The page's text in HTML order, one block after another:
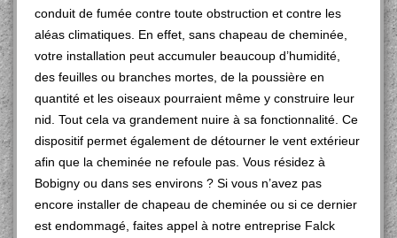
conduit de fumée contre toute obstruction et contre les
aléas climatiques. En effet, sans chapeau de cheminée,
votre installation peut accumuler beaucoup d’humidité,
des feuilles ou branches mortes, de la poussière en
quantité et les oiseaux pourraient même y construire leur
nid. Tout cela va grandement nuire à sa fonctionnalité. Ce
dispositif permet également de détourner le vent extérieur
afin que la cheminée ne refoule pas. Vous résidez à
Bobigny ou dans ses environs ? Si vous n’avez pas
encore installer de chapeau de cheminée ou si ce dernier
est endommagé, faites appel à notre entreprise Falck